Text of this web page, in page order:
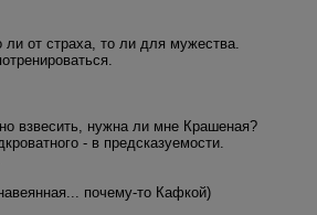
ли от страха, то ли для мужества.
взвесить, нужна ли мне Крашеная?
- в предсказуемости.
почему-то Кафкой)